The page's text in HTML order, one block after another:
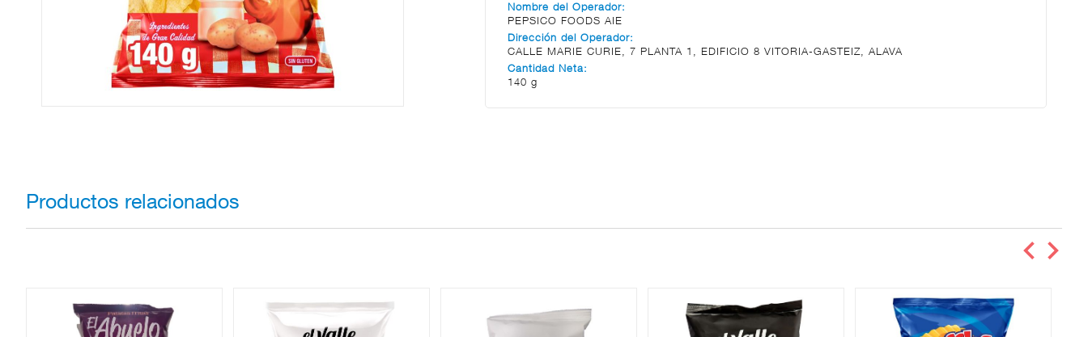
Nombre del Operador:
PEPSICO FOODS AIE
Dirección del Operador:
CALLE MARIE CURIE, 7 PLANTA 1, EDIFICIO 8 VITORIA-GASTEIZ, ALAVA
Cantidad Neta:
140 g
Productos relacionados